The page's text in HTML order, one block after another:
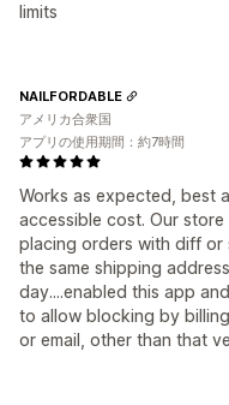
limits
Works as expected, best
accessible cost. Our
placing orders with diff or
the same shipping
day....enabled this app
to allow blocking by
or email, other than that
NAILFORDABLE
アメリカ合衆国
アプリの使用期間：約7時間